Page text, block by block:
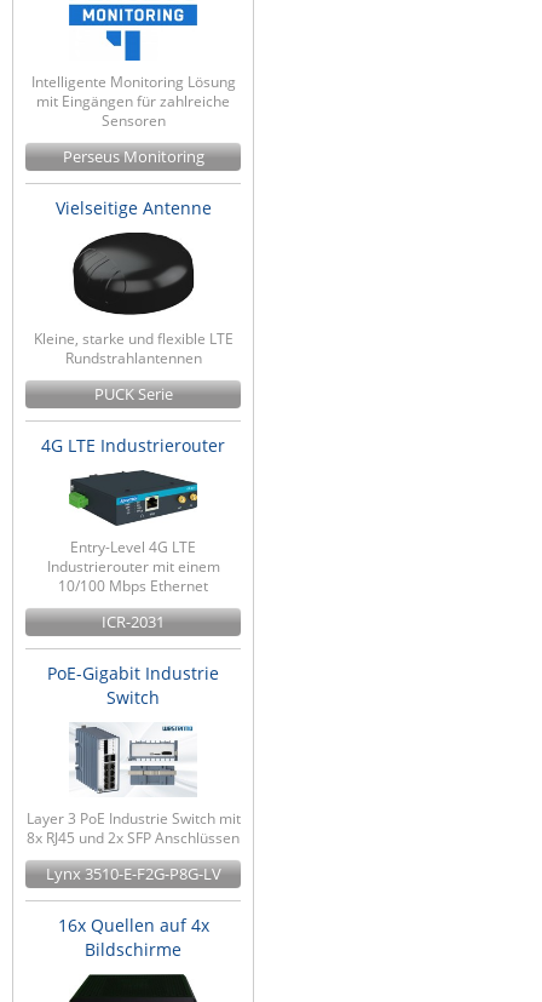
Intelligente Monitoring Lösung
mit Eingängen für zahlreiche
Sensoren
Perseus Monitoring
Vielseitige Antenne
Kleine, starke und flexible LTE
Rundstrahlantennen
PUCK Serie
4G LTE Industrierouter
Entry-Level 4G LTE
Industrierouter mit einem
10/100 Mbps Ethernet
ICR-2031
PoE-Gigabit Industrie
Switch
Layer 3 PoE Industrie Switch mit
8x RJ45 und 2x SFP Anschlüssen
Lynx 3510-E-F2G-P8G-LV
16x Quellen auf 4x
Bildschirme